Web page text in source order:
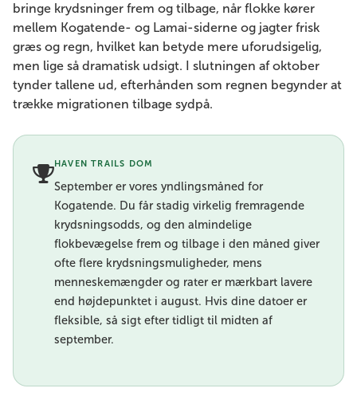
bringe krydsninger frem og tilbage, når flokke kører
mellem Kogatende- og Lamai-siderne og jagter frisk
græs og regn, hvilket kan betyde mere uforudsigelig,
men lige så dramatisk udsigt. I slutningen af ​​​​oktober
tynder tallene ud, efterhånden som regnen begynder at
trække migrationen tilbage sydpå.
HAVEN TRAILS DOM
September er vores yndlingsmåned for
Kogatende. Du får stadig virkelig fremragende
krydsningsodds, og den almindelige
flokbevægelse frem og tilbage i den måned giver
ofte flere krydsningsmuligheder, mens
menneskemængder og rater er mærkbart lavere
end højdepunktet i august. Hvis dine datoer er
fleksible, så sigt efter tidligt til midten af ​​
september.